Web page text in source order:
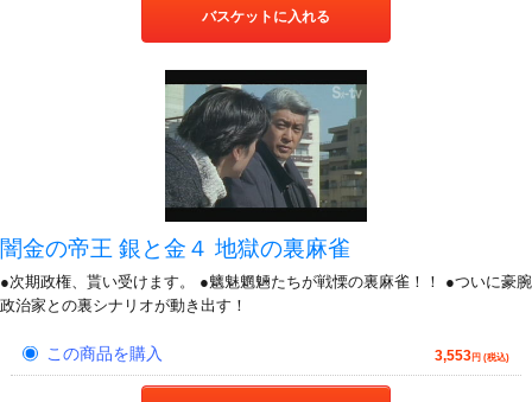
バスケットに入れる
闇金の帝王 銀と金４ 地獄の裏麻雀
●次期政権、貰い受けます。 ●魑魅魍魎たちが戦慄の裏麻雀！！ ●ついに豪腕
政治家との裏シナリオが動き出す！
この商品を購入 3,553円 (税込)